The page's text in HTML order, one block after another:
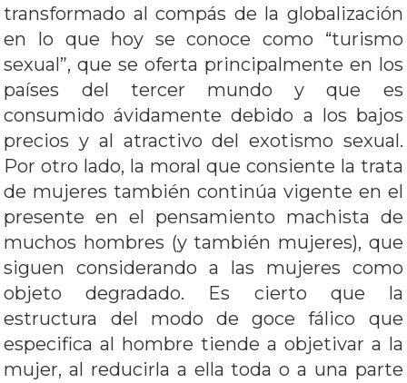
transformado al compás de la globalización
en lo que hoy se conoce como “turismo
sexual”, que se oferta principalmente en los
países del tercer mundo y que es
consumido ávidamente debido a los bajos
precios y al atractivo del exotismo sexual.
Por otro lado, la moral que consiente la trata
de mujeres también continúa vigente en el
presente en el pensamiento machista de
muchos hombres (y también mujeres), que
siguen considerando a las mujeres como
objeto degradado. Es cierto que la
estructura del modo de goce fálico que
especifica al hombre tiende a objetivar a la
mujer, al reducirla a ella toda o a una parte